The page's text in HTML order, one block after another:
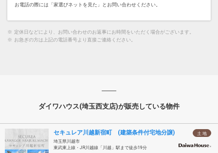
お電話の際には「家選びネットを見た」とお問い合わせください。
※ 定休日などにより、お問い合わせのお返事にお時間をいただく場合がございます。
※ お急ぎの方は上記の電話番号より直接ご連絡ください。
ダイワハウス(埼玉西支店)が販売している物件
土 地
セキュレア川越新宿町 (建築条件付宅地分譲)
埼玉県川越市
東武東上線・JR川越線「川越」駅まで徒歩19分